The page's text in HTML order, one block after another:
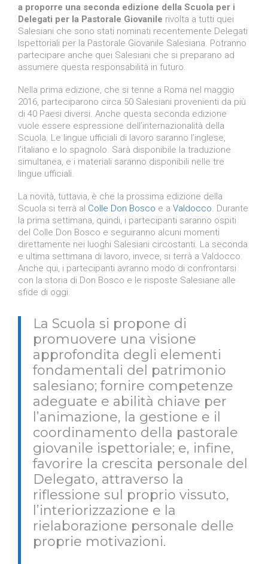
a proporre una seconda edizione della Scuola per i
Delegati per la Pastorale Giovanile rivolta a tutti quei
Salesiani che sono stati nominati recentemente Delegati
Ispettoriali per la Pastorale Giovanile Salesiana. Potranno
partecipare anche quei Salesiani che si preparano ad
assumere questa responsabilità in futuro.
Nella prima edizione, che si tenne a Roma nel maggio
2016, parteciparono circa 50 Salesiani provenienti da più
di 40 Paesi diversi. Anche questa seconda edizione
vuole essere espressione dell’internazionalità della
Scuola. Le lingue ufficiali di lavoro saranno l’inglese,
l’italiano e lo spagnolo. Sarà disponibile la traduzione
simultanea, e i materiali saranno disponibili nelle tre
lingue ufficiali.
La novità, tuttavia, è che la prossima edizione della
Scuola si terrà al Colle Don Bosco e a Valdocco. Durante
la prima settimana, quindi, i partecipanti saranno ospiti
del Colle Don Bosco e seguiranno alcuni momenti
direttamente nei luoghi Salesiani circostanti. La seconda
e ultima settimana di lavoro, invece, si terrà a Valdocco.
Anche qui, i partecipanti avranno modo di confrontarsi
con la storia di Don Bosco e le risposte Salesiane alle
sfide di oggi.
La Scuola si propone di
promuovere una visione
approfondita degli elementi
fondamentali del patrimonio
salesiano; fornire competenze
adeguate e abilità chiave per
l’animazione, la gestione e il
coordinamento della pastorale
giovanile ispettoriale; e, infine,
favorire la crescita personale del
Delegato, attraverso la
riflessione sul proprio vissuto,
l’interiorizzazione e la
rielaborazione personale delle
proprie motivazioni.